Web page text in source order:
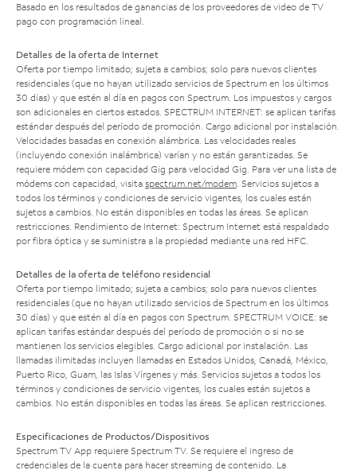
Basado en los resultados de ganancias de los proveedores de video de TV
pago con programación lineal.
Detalles de la oferta de Internet
Oferta por tiempo limitado; sujeta a cambios; solo para nuevos clientes
residenciales (que no hayan utilizado servicios de Spectrum en los últimos
30 días) y que estén al día en pagos con Spectrum. Los impuestos y cargos
son adicionales en ciertos estados. SPECTRUM INTERNET: se aplican tarifas
estándar después del período de promoción. Cargo adicional por instalación.
Velocidades basadas en conexión alámbrica. Las velocidades reales
(incluyendo conexión inalámbrica) varían y no están garantizadas. Se
requiere módem con capacidad Gig para velocidad Gig. Para ver una lista de
módems con capacidad, visita spectrum.net/modem. Servicios sujetos a
todos los términos y condiciones de servicio vigentes, los cuales están
sujetos a cambios. No están disponibles en todas las áreas. Se aplican
restricciones. Rendimiento de Internet: Spectrum Internet está respaldado
por fibra óptica y se suministra a la propiedad mediante una red HFC.
Detalles de la oferta de teléfono residencial
Oferta por tiempo limitado; sujeta a cambios; solo para nuevos clientes
residenciales (que no hayan utilizado servicios de Spectrum en los últimos
30 días) y que estén al día en pagos con Spectrum. SPECTRUM VOICE: se
aplican tarifas estándar después del período de promoción o si no se
mantienen los servicios elegibles. Cargo adicional por instalación. Las
llamadas ilimitadas incluyen llamadas en Estados Unidos, Canadá, México,
Puerto Rico, Guam, las Islas Vírgenes y más. Servicios sujetos a todos los
términos y condiciones de servicio vigentes, los cuales están sujetos a
cambios. No están disponibles en todas las áreas. Se aplican restricciones.
Especificaciones de Productos/Dispositivos
Spectrum TV App requiere Spectrum TV. Se requiere el ingreso de
credenciales de la cuenta para hacer streaming de contenido. La